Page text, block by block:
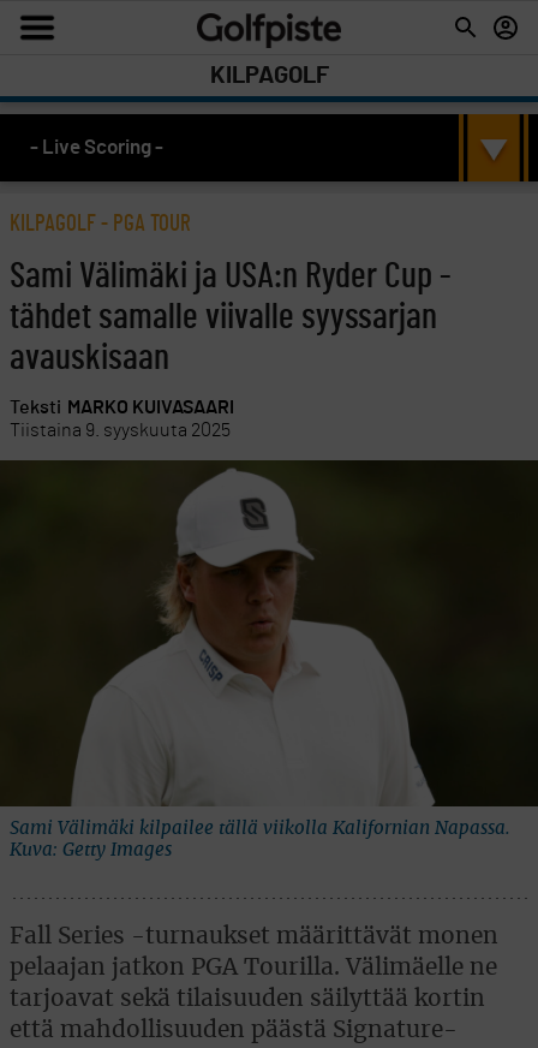
KILPAGOLF
- Live Scoring -
KILPAGOLF - PGA TOUR
Sami Välimäki ja USA:n Ryder Cup -
tähdet samalle viivalle syyssarjan
avauskisaan
Teksti MARKO KUIVASAARI
Tiistaina 9. syyskuuta 2025
Sami Välimäki kilpailee tällä viikolla Kalifornian Napassa.
Kuva: Getty Images
Fall Series -turnaukset määrittävät monen
pelaajan jatkon PGA Tourilla. Välimäelle ne
tarjoavat sekä tilaisuuden säilyttää kortin
että mahdollisuuden päästä Signature-